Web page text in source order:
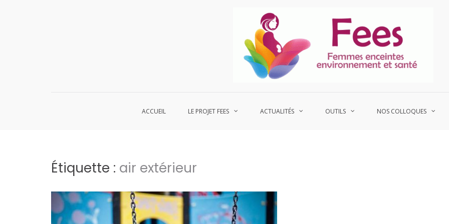
ACCUEIL LE PROJET FEES ACTUALITÉS OUTILS NOS COLLOQUES
Étiquette : air extérieur